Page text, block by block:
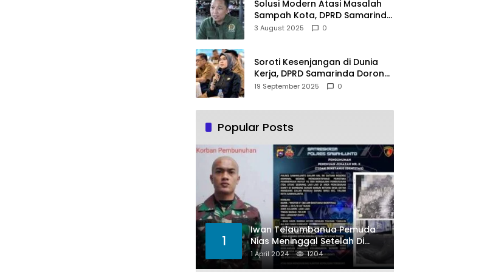
Solusi Modern Atasi Masalah
Sampah Kota, DPRD Samarinda
Dukung Penuh Proyek PLTSA
3 August 2025 0
Soroti Kesenjangan di Dunia
Kerja, DPRD Samarinda Dorong
Pemkot Gencarkan
19 September 2025 0
Popular Posts
1
Iwan Telaumbanua Pemuda
Nias Meninggal Setelah Di
Habisi Oknum TNI AL
1 April 2024 1204